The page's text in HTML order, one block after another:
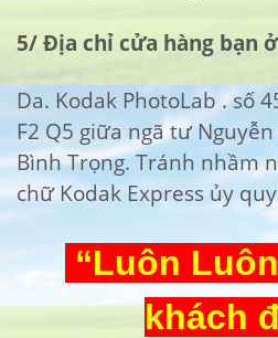
5/ Địa chỉ cửa hàng bạn
Da. Kodak PhotoLab . số
F2 Q5 giữa ngã tư
Bình Trọng. Tránh nhầm
chữ Kodak Express ủy
“Luôn
khách